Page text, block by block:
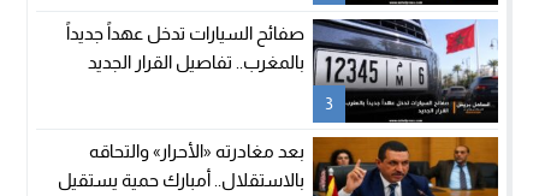
3
صفائح السيارات تدخل عهداً جديداً
بالمغرب.. تفاصيل القرار الجديد
بعد مغادرته «الأحرار» والتحاقه
بالاستقلال.. أمبارك حمية يستقيل